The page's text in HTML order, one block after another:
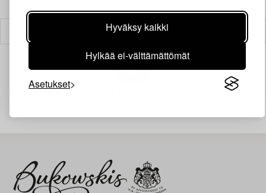
Hyväksy kaikki
Hylkää ei-välttämättömät
Asetukset
Suodatin
Juuri nyt ei löytynyt hakuasi vastaavia kohteita.